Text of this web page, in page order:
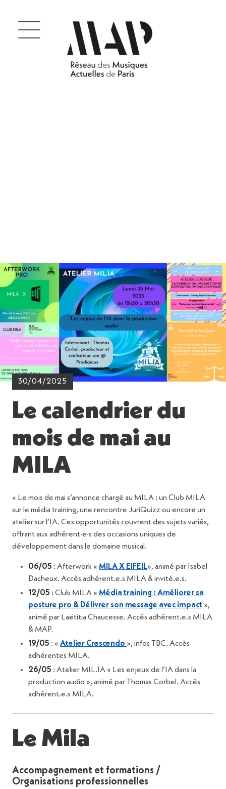
30/04/2025
Le calendrier du
mois de mai au
MILA
« Le mois de mai s’annonce chargé au MILA : un Club MILA
sur le média training, une rencontre JuriQuizz ou encore un
atelier sur l’IA. Ces opportunités couvrent des sujets variés,
offrant aux adhérent·e·s des occasions uniques de
développement dans le domaine musical.
06/05 : Afterwork « MILA X EIFEIL», animé par Isabel
Dacheux. Accès adhérent.e.s MILA & invité.e.s.
12/05 : Club MILA « Média training : Améliorer sa
posture pro & Délivrer son message avec impact »,
animé par Laëtitia Chaucesse. Accès adhérent.e.s MILA
& MAP.
19/05 : « Atelier Crescendo », infos TBC. Accès
adhérentes MILA.
26/05 : Atelier MIL.IA « Les enjeux de l’IA dans la
production audio », animé par Thomas Corbel. Accès
adhérent.e.s MILA.
Le Mila
Accompagnement et formations /
Organisations professionnelles